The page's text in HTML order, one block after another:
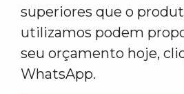
superiores que o
utilizamos podem
seu orçamento hoje,
WhatsApp.